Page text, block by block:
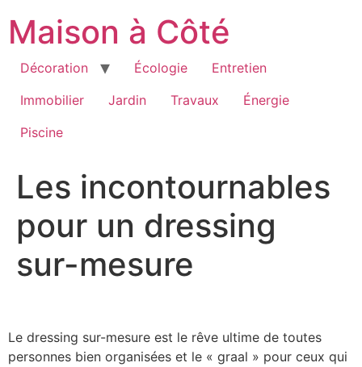
contenu
Maison à Côté
Décoration Écologie
Entretien
Immobilier
Jardin Travaux
Énergie
Piscine
Les incontournables
pour un dressing
sur-mesure
Le dressing sur-mesure est le rêve ultime de toutes
personnes bien organisées et le « graal » pour ceux qui